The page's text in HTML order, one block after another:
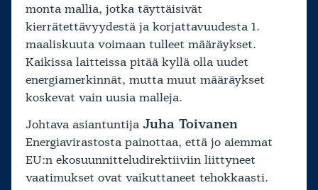
monta mallia, jotka täyttäisivät
kierrätettävyydestä ja korjattavuudesta 1.
maaliskuuta voimaan tulleet määräykset.
Kaikissa laitteissa pitää kyllä olla uudet
energiamerkinnät, mutta muut määräykset
koskevat vain uusia malleja.
Johtava asiantuntija Juha Toivanen
Energiavirastosta painottaa, että jo aiemmat
EU:n ekosuunnitteludirektiiviin liittyneet
vaatimukset ovat vaikuttaneet tehokkaasti.